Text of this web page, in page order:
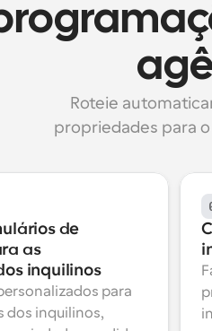
Roteie
propriedades para
de
as
inquilinos
para
dos inquilinos,